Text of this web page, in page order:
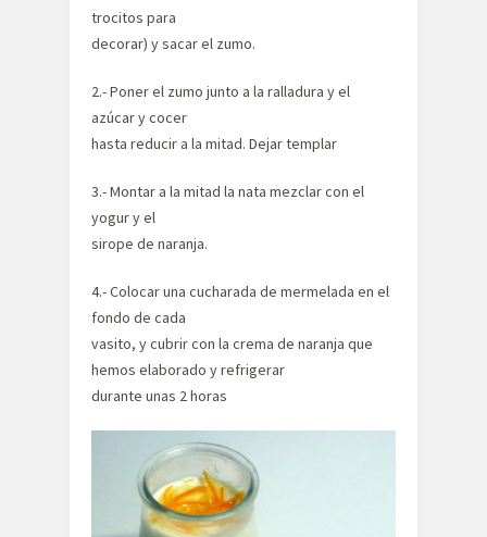
trocitos para
decorar) y sacar el zumo.
2.- Poner el zumo junto a la ralladura y el
azúcar y cocer
hasta reducir a la mitad. Dejar templar
3.- Montar a la mitad la nata mezclar con el
yogur y el
sirope de naranja.
4.- Colocar una cucharada de mermelada en el
fondo de cada
vasito, y cubrir con la crema de naranja que
hemos elaborado y refrigerar
durante unas 2 horas